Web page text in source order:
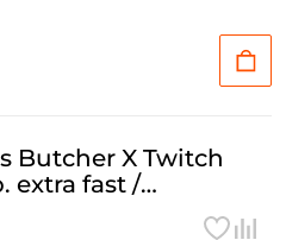
Butcher X Twitch
extra fast /